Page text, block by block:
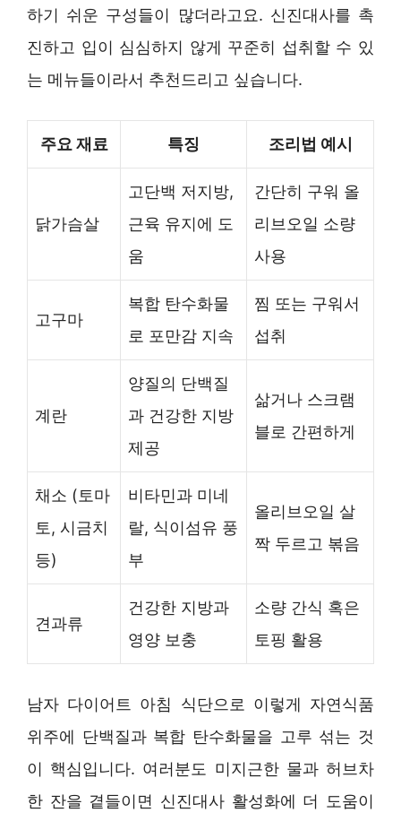
하기 쉬운 구성들이 많더라고요. 신진대사를 촉
진하고 입이 심심하지 않게 꾸준히 섭취할 수 있
는 메뉴들이라서 추천드리고 싶습니다.
주요 재료 특징 조리법 예시
닭가슴살
고단백 저지방,
근육 유지에 도
움
간단히 구워 올
리브오일 소량
사용
고구마
복합 탄수화물
로 포만감 지속
찜 또는 구워서
섭취
계란
양질의 단백질
과 건강한 지방
제공
삶거나 스크램
블로 간편하게
채소 (토마
토, 시금치
등)
비타민과 미네
랄, 식이섬유 풍
부
올리브오일 살
짝 두르고 볶음
견과류
건강한 지방과
영양 보충
소량 간식 혹은
토핑 활용
남자 다이어트 아침 식단으로 이렇게 자연식품
위주에 단백질과 복합 탄수화물을 고루 섞는 것
이 핵심입니다. 여러분도 미지근한 물과 허브차
한 잔을 곁들이면 신진대사 활성화에 더 도움이